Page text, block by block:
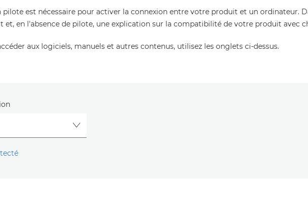
est nécessaire pour activer la connexion entre votre produit et un ordinateur.
et, en l'absence de pilote, une explication sur la compatibilité de votre produit avec
aux logiciels, manuels et autres contenus, utilisez les onglets ci-dessus.